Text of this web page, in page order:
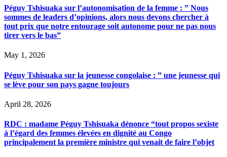
Péguy Tshisuaka sur l’autonomisation de la femme : ” Nous
sommes de leaders d’opinions, alors nous devons chercher à
tout prix que notre entourage soit autonome pour ne pas nous
tirer vers le bas”
May 1, 2026
Péguy Tshisuaka sur la jeunesse congolaise : ” une jeunesse qui
se lève pour son pays gagne toujours
April 28, 2026
RDC : madame Péguy Tshisuaka dénonce “tout propos sexiste
à l’égard des femmes élevées en dignité au Congo
principalement la première ministre qui venait de faire l’objet